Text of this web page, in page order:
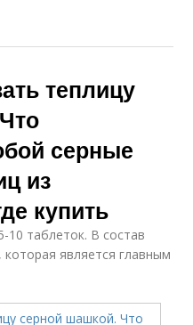
теплицу
серные
из
купить
таблеток. В состав
которая является главным